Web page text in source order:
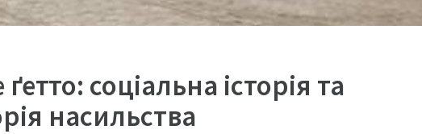
соціальна історія та
насильства